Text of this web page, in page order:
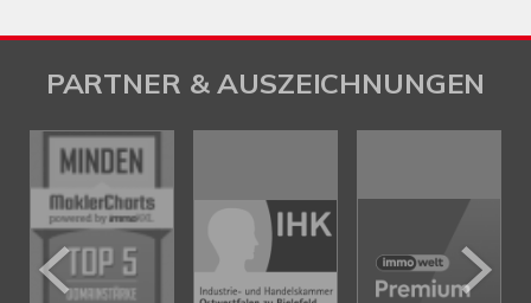
PARTNER & AUSZEICHNUNGEN